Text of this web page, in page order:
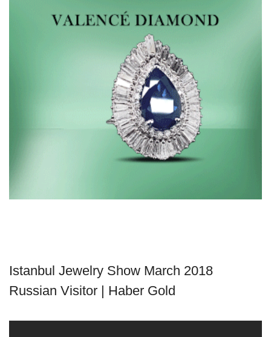
Istanbul Jewelry Show March 2018
Russian Visitor | Haber Gold